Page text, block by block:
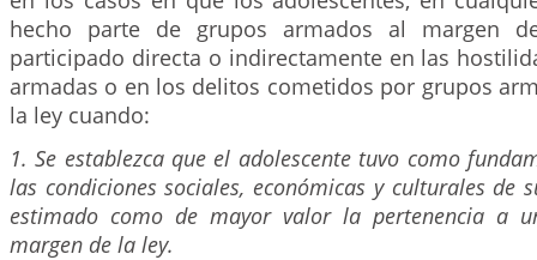
hecho parte de grupos armados al margen
participado directa o indirectamente en las
armadas o en los delitos cometidos por grupos
la ley cuando:
1. Se establezca que el adolescente tuvo como
las condiciones sociales, económicas y culturales de
estimado como de mayor valor la pertenencia a
margen de la ley.